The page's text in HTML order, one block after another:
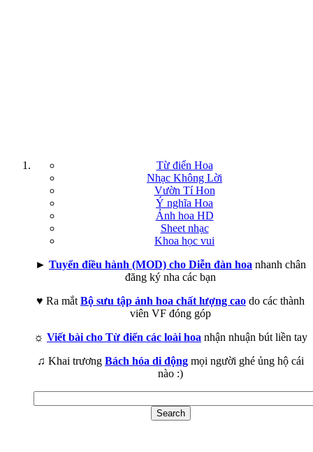
Từ điển Hoa
Nhạc Không Lời
Vườn Tí Hon
Ý nghĩa Hoa
Ảnh hoa HD
Sheet nhạc
Khoa học vui
► Tuyển điều hành (MOD) cho Diễn đàn hoa nhanh chân
đăng ký nha các bạn
♥ Ra mắt Bộ sưu tập ảnh hoa chất lượng cao do các thành
viên VF đóng góp
☼ Viết bài cho Từ điển các loài hoa nhận nhuận bút liền tay
♫ Khai trương Bách hóa di động mọi người ghé ủng hộ cái
nào :)